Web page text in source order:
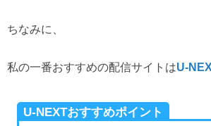
ちなみに、
私の一番おすすめの配信サイトはU-
U-NEXTおすすめポイント